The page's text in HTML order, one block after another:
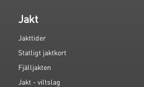
Jakt
Jakttider
Statligt jaktkort
Fjälljakten
Jakt - viltslag